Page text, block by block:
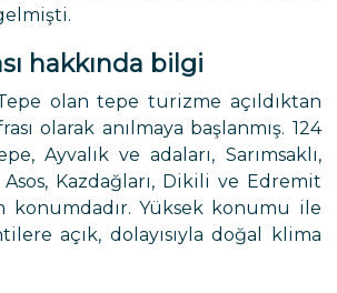
hakkında bilgi
olan tepe turizme açıldıktan
olarak anılmaya başlanmış. 124
Ayvalık ve adaları, Sarımsaklı,
Kazdağları, Dikili ve Edremit
konumdadır. Yüksek konumu ile
açık, dolayısıyla doğal klima